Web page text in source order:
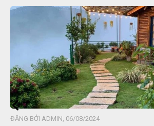
ĐĂNG BỞI ADMIN, 06/08/2024